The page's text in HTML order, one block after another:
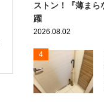
ストン！『薄ま
躍
2026.08.02
4